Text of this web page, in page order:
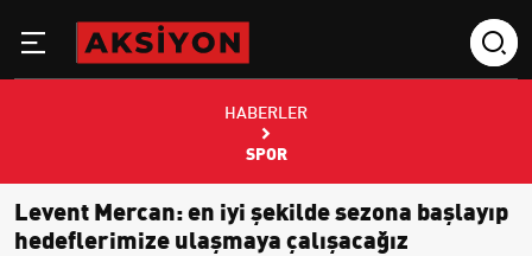
HABERLER
SPOR
Levent Mercan: en iyi şekilde sezona başlayıp
hedeflerimize ulaşmaya çalışacağız